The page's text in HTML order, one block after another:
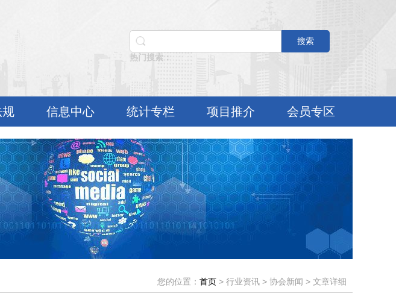
搜索
热门搜索：
信息中心 统计专栏 项目推介 会员专区
您的位置： 首页 > 行业资讯 > 协会新闻 > 文章详细